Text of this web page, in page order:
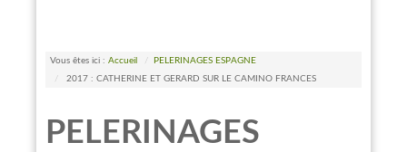
Vous êtes ici : Accueil /
PELERINAGES ESPAGNE
/
2017 : CATHERINE ET GERARD SUR LE CAMINO FRANCES
PELERINAGES